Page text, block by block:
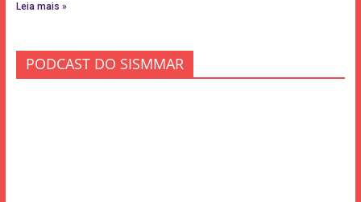
Leia mais »
PODCAST DO SISMMAR